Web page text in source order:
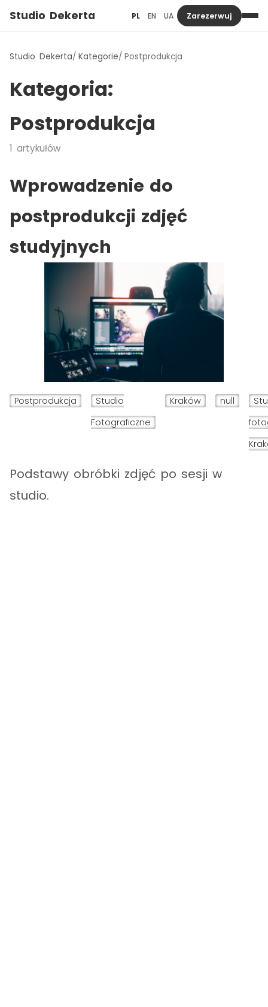
Studio Dekerta PL EN UA Zarezerwuj
Studio Dekerta Kategorie Postprodukcja
Kategoria:
Postprodukcja
1 artykułów
Wprowadzenie do
postprodukcji zdjęć
studyjnych
Postprodukcja
Studio
Fotograficzne
Kraków null
Podstawy obróbki zdjęć po sesji w
studio.